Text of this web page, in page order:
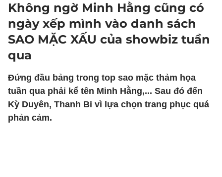
Không ngờ Minh Hằng cũng có
ngày xếp mình vào danh sách
SAO MẶC XẤU của showbiz tuần
qua
Đứng đầu bảng trong top sao mặc thảm họa
tuần qua phải kể tên Minh Hằng,... Sau đó đến
Kỳ Duyên, Thanh Bi vì lựa chọn trang phục quá
phản cảm.